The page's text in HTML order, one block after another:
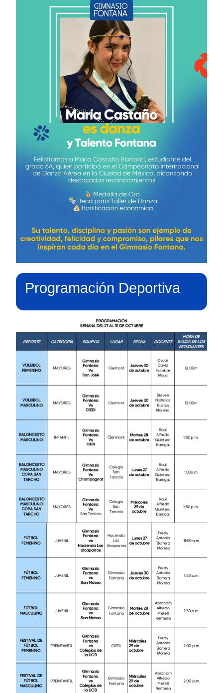
Programación Deportiva